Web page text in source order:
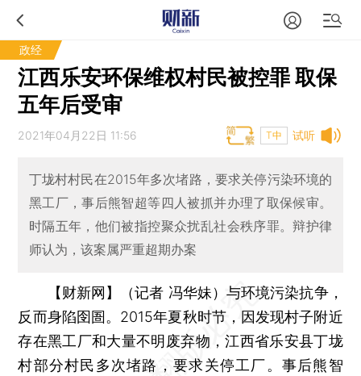
政经
江西乐安环保维权村民被控罪 取保
五年后受审
试听
2021年04月22日 11:56 T中
丁垅村村民在2015年多次堵路，要求关停污染环境的
黑工厂，事后熊智超等四人被抓并办理了取保候审。
时隔五年，他们被指控聚众扰乱社会秩序罪。辩护律
师认为，该案属严重超期办案
【财新网】（记者 冯华妹） 与环境污染抗争，
反而身陷囹圄。2015年夏秋时节，因发现村子附近
存在黑工厂和大量不明废弃物，江西省乐安县丁垅
村部分村民多次堵路，要求关停工厂。事后熊智